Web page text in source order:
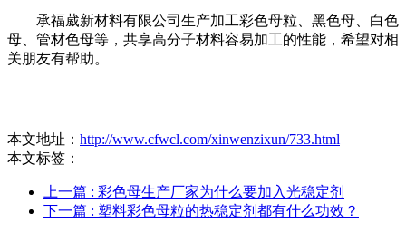
承福葳新材料有限公司生产加工彩色母粒、黑色母、白色
母、管材色母等，共享高分子材料容易加工的性能，希望对相
关朋友有帮助。
本文地址： http://www.cfwcl.com/xinwenzixun/733.html
本文标签：
上一篇 : 彩色母生产厂家为什么要加入光稳定剂
下一篇 : 塑料彩色母粒的热稳定剂都有什么功效？